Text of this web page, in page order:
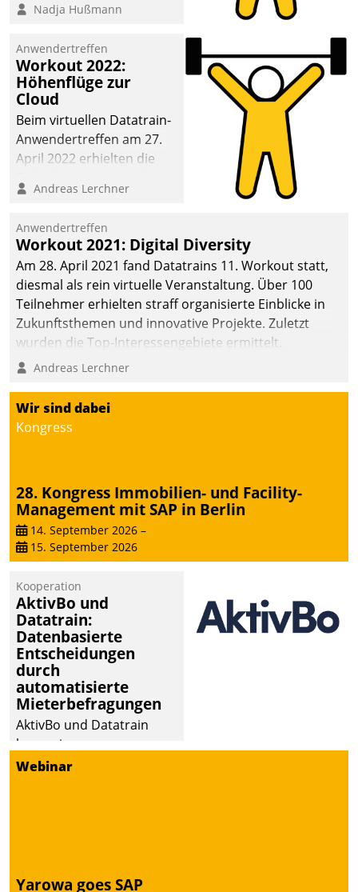
methodisch
Quartier. Dazwischen
zeigte Datatrain, was es
Neues zu bieten hat.
Nadja Hußmann
Anwendertreffen
Workout 2022:
Höhenflüge zur
Cloud
Beim virtuellen Datatrain-
Anwendertreffen am 27.
April 2022 erhielten die
Teilnehmer kurzweilige
Cloud-Strategien und -
Lösungen mit hohem
Zukunftspotenzial.
Andreas Lerchner
Anwendertreffen
Workout 2021: Digital Diversity
Am 28. April 2021 fand Datatrains 11. Workout statt,
diesmal als rein virtuelle Veranstaltung. Über 100
Teilnehmer erhielten straff organisierte Einblicke in
Zukunftsthemen und innovative Projekte. Zuletzt
wurden die Top-Interessengebiete ermittelt.
Andreas Lerchner
Wir sind dabei
Kongress
28. Kongress Immobilien- und Facility-
Management mit SAP in Berlin
14. September 2026 –
15. September 2026
Kooperation
AktivBo und
Datatrain:
Datenbasierte
Entscheidungen
durch
automatisierte
Mieterbefragungen
AktivBo und Datatrain
kooperieren –
Immobilienunternehmen
zielgerichtete
Webinar
Yarowa goes SAP